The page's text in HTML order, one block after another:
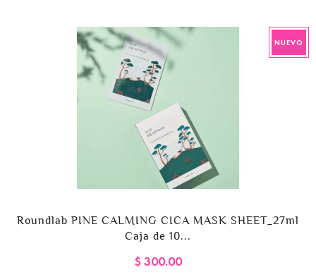
NUEVO
Roundlab PINE CALMING CICA MASK SHEET_27ml
Caja de 10...
$ 300.00